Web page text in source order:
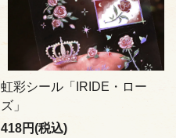
虹彩シール「IRIDE・ロー
ズ」
418円(税込)